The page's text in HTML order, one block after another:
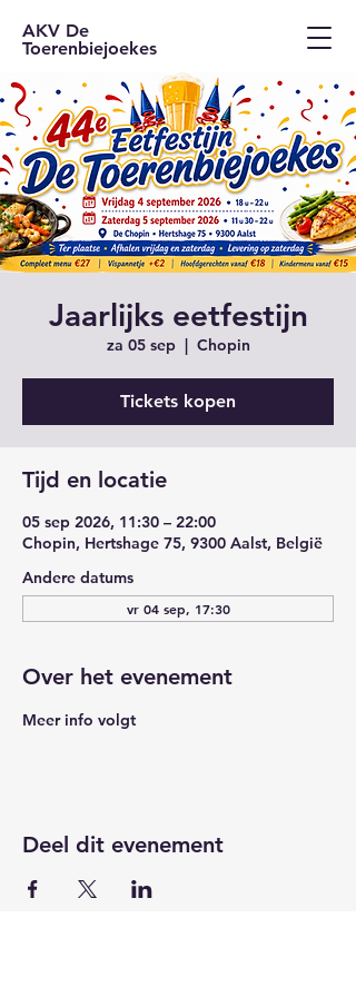
AKV De
Toerenbiejoekes
Jaarlijks eetfestijn
za 05 sep
  |
Chopin
Tickets kopen
Tijd en locatie
05 sep 2026, 11:30 – 22:00
Chopin, Hertshage 75, 9300 Aalst, België
Andere datums
vr 04 sep, 17:30
Over het evenement
Meer info volgt
Deel dit evenement